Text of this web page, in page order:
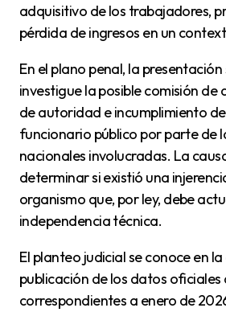
adquisitivo de los trabajadores,
pérdida de ingresos en un
En el plano penal, la presentación solicita que se
investigue la posible comisión de
de autoridad e incumplimiento
funcionario público por parte de
nacionales involucradas. La
determinar si existió una
organismo que, por ley, debe
independencia técnica.
El planteo judicial se conoce en la antesala de la
publicación de los datos
correspondientes a enero de